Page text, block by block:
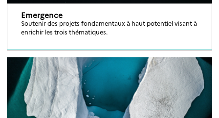
Emergence
Soutenir des projets fondamentaux à haut potentiel visant à
enrichir les trois thématiques.